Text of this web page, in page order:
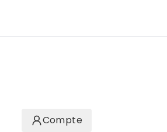
Compte